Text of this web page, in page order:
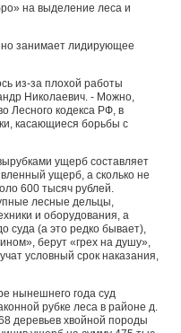
на выделе­ние леса и
занимает ли­дирующее
из-за пло­хой работы
Николаевич. - Можно,
Лесного кодекса РФ, в
касающие­ся борьбы с
ущерб составляет
ущерб, а сколько не
600 тысяч руб­лей.
лесные дельцы,
и оборудования, а
суда (а это редко бывает),
берут «грех на душу»,
ус­ловный срок наказания,
нынешнего года суд
рубке леса в районе д.
деревьев хвойной породы